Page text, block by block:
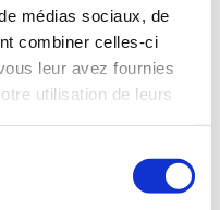
médias sociaux, de
combiner celles-ci
leur avez fournies
utilisation de leurs